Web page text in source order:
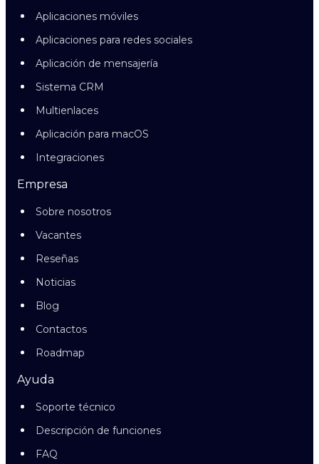
Aplicaciones móviles
Aplicaciones para redes sociales
Aplicación de mensajería
Sistema CRM
Multienlaces
Aplicación para macOS
Integraciones
Empresa
Sobre nosotros
Vacantes
Reseñas
Noticias
Blog
Contactos
Roadmap
Ayuda
Soporte técnico
Descripción de funciones
FAQ